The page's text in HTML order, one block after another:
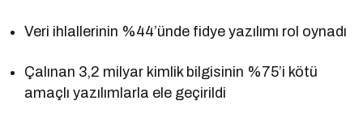
Veri ihlallerinin %44’ünde fidye yazılımı rol oynadı
Çalınan 3,2 milyar kimlik bilgisinin %75’i kötü
amaçlı yazılımlarla ele geçirildi